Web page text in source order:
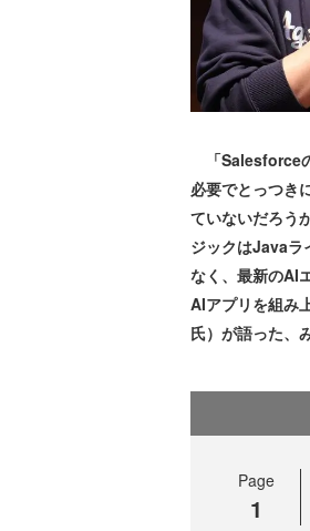
「Salesforce
必要でとっつき
ていないだろう
ジックはJavaラ
なく、最新のAI
AIアプリを組み
氏）が語った、
Page
1